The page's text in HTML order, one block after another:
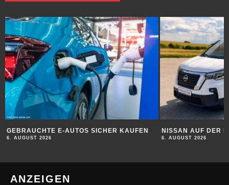
GEBRAUCHTE E-AUTOS SICHER KAUFEN
6. AUGUST 2026
NISSAN AUF DER
6. AUGUST 2026
ANZEIGEN